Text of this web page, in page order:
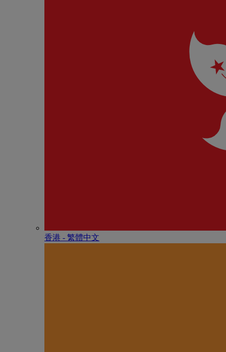
香港 - 繁體中文